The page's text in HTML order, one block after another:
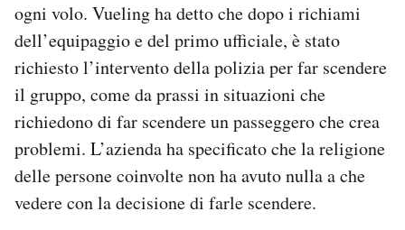
ogni volo. Vueling ha detto che dopo i richiami
dell’equipaggio e del primo ufficiale, è stato
richiesto l’intervento della polizia per far scendere
il gruppo, come da prassi in situazioni che
richiedono di far scendere un passeggero che crea
problemi. L’azienda ha specificato che la religione
delle persone coinvolte non ha avuto nulla a che
vedere con la decisione di farle scendere.